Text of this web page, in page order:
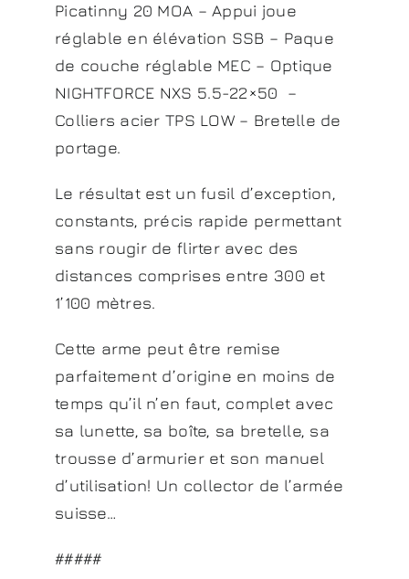
Picatinny 20 MOA – Appui joue
réglable en élévation SSB – Paque
de couche réglable MEC – Optique
NIGHTFORCE NXS 5.5-22×50 –
Colliers acier TPS LOW – Bretelle de
portage.
Le résultat est un fusil d’exception,
constants, précis rapide permettant
sans rougir de flirter avec des
distances comprises entre 300 et
1’100 mètres.
Cette arme peut être remise
parfaitement d’origine en moins de
temps qu’il n’en faut, complet avec
sa lunette, sa boîte, sa bretelle, sa
trousse d’armurier et son manuel
d’utilisation! Un collector de l’armée
suisse…
#####